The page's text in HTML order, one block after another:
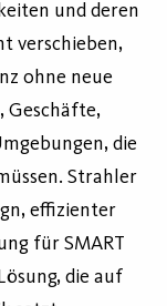
und deren
verschieben,
ohne neue
Geschäfte,
die
Strahler
effizienter
für SMART
die auf